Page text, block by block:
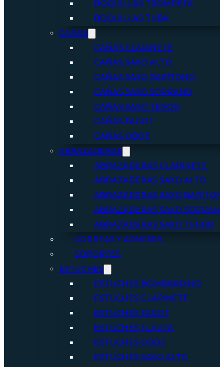
BOQUILLAS TROMPETA
BOQUILLAS TUBA
CAÑAS
CAÑAS CLARINETE
CAÑAS SAXO ALTO
CAÑAS SAXO BARÍTONO
CAÑAS SAXO SOPRANO
CAÑAS SAXO TENOR
CAÑAS FAGOT
CAÑAS OBOE
ABRAZADERAS
ABRAZADERAS CLARINETE
ABRAZADERAS SAXO ALTO
ABRAZADERAS SAXO
ABRAZADERAS SAXO
ABRAZADERAS SAXO TENOR
CORREAS Y ARNESES
SOPORTES
ESTUCHES
ESTUCHES BOMBARDINO
ESTUCHES CLARINETE
ESTUCHES FAGOT
ESTUCHES FLAUTA
ESTUCHES OBOE
ESTUCHES SAXO ALTO